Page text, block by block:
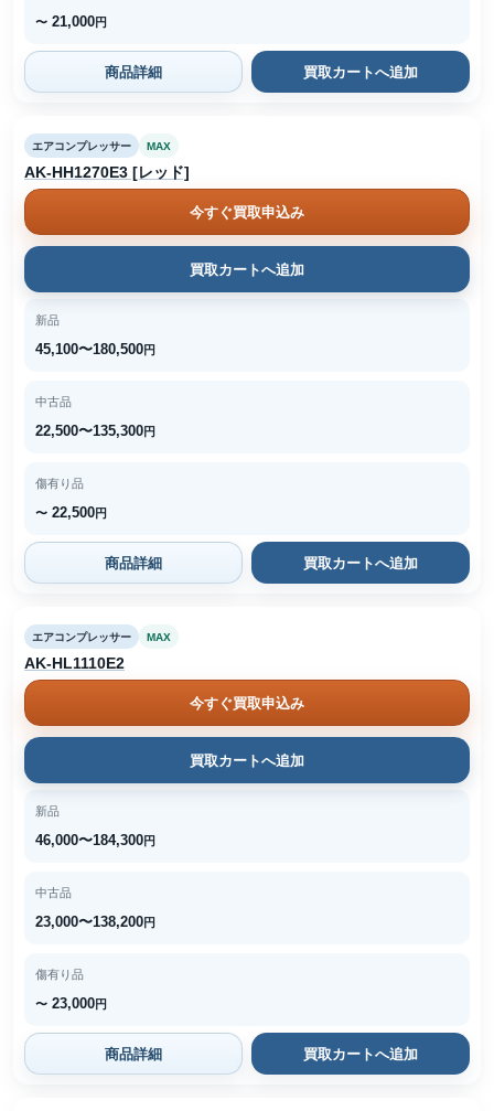
〜 21,000円
商品詳細 買取カートへ追加
エアコンプレッサー MAX
AK-HH1270E3 [レッド]
今すぐ買取申込み
買取カートへ追加
新品
45,100〜180,500円
中古品
22,500〜135,300円
傷有り品
〜 22,500円
商品詳細 買取カートへ追加
エアコンプレッサー MAX
AK-HL1110E2
今すぐ買取申込み
買取カートへ追加
新品
46,000〜184,300円
中古品
23,000〜138,200円
傷有り品
〜 23,000円
商品詳細 買取カートへ追加